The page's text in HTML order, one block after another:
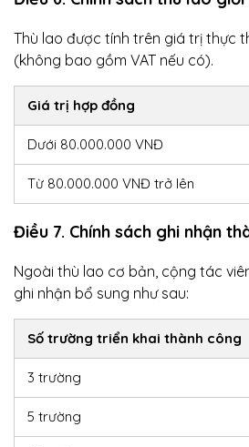
Thù lao được tính trên giá trị thực
(không bao gồm VAT nếu có).
Giá trị hợp đồng
Dưới 80.000.000 VNĐ
Từ 80.000.000 VNĐ trở lên
Điều 7. Chính sách ghi nhận
Ngoài thù lao cơ bản, cộng tác
ghi nhận bổ sung như sau:
Số trường triển khai thành công
3 trường
5 trường